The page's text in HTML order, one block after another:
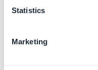
Statistics
Marketing